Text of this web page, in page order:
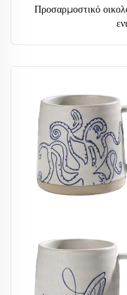
Προσαρμοστικό